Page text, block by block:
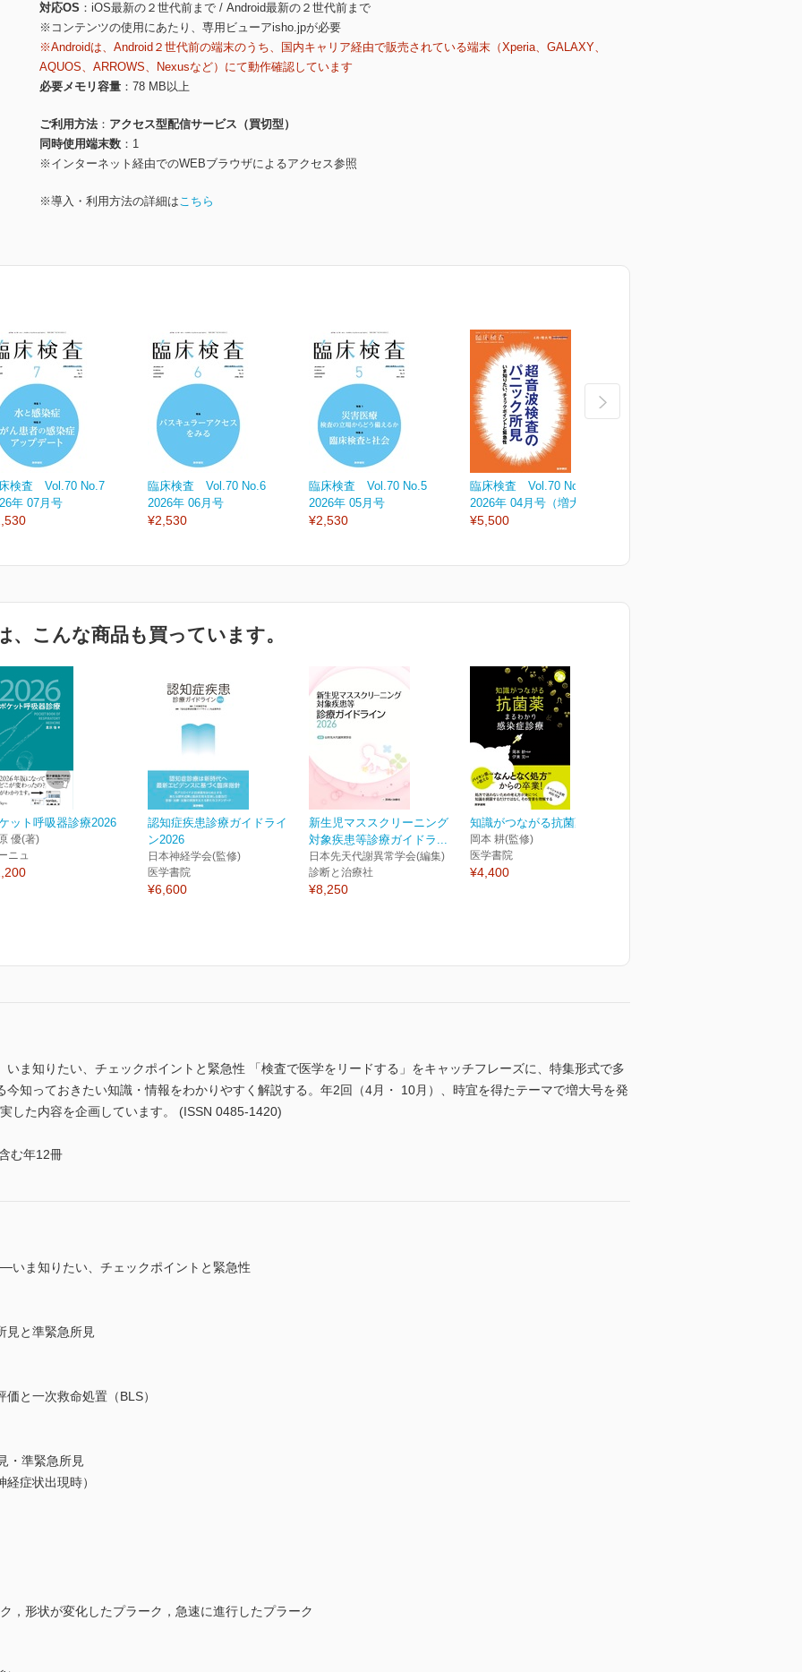
対応OS
iOS最新の２世代前まで / Android最新の２世代前まで
※コンテンツの使用にあたり、専用ビューアisho.jpが必要
※Androidは、Android２世代前の端末のうち、国内キャリア経由で販売されている端末（Xperia、GALAXY、
AQUOS、ARROWS、Nexusなど）にて動作確認しています
必要メモリ容量
78 MB以上
ご利用方法
アクセス型配信サービス（買切型）
同時使用端末数
1
※インターネット経由でのWEBブラウザによるアクセス参照
※導入・利用方法の詳細はこちら
検査 Vol.70 No.7
年 07月号
臨床検査 Vol.70 No.6
2026年 06月号
¥2,530
臨床検査 Vol.70 No.5
2026年 05月号
¥2,530
臨床検査 Vol.70 No.4
2026年 04月号（増大号）
¥5,500
、こんな商品も買っています。
ット呼吸器診療2026
優(著)
ニュ
認知症疾患診療ガイドライ
ン2026
日本神経学会(監修)
医学書院
¥6,600
新生児マススクリーニング
対象疾患等診療ガイドラ...
日本先天代謝異常学会(編集)
診断と治療社
¥8,250
知識がつながる抗菌薬
岡本 耕(監修)
医学書院
¥4,400
知りたい、チェックポイントと緊急性 「検査で医学をリードする」をキャッチフレーズに、特集形式で多
今知っておきたい知識・情報をわかりやすく解説する。年2回（4月・ 10月）、時宜を得たテーマで増大号を発
した内容を企画しています。 (ISSN 0485-1420)
む年12冊
ま知りたい、チェックポイントと緊急性
見と準緊急所見
と一次救命処置（BLS）
・準緊急所見
症状出現時）
，形状が変化したプラーク，急速に進行したプラーク